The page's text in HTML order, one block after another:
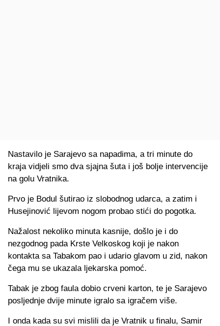
Nastavilo je Sarajevo sa napadima, a tri minute do
kraja vidjeli smo dva sjajna šuta i još bolje intervencije
na golu Vratnika.
Prvo je Bodul šutirao iz slobodnog udarca, a zatim i
Husejinović lijevom nogom probao stići do pogotka.
Nažalost nekoliko minuta kasnije, došlo je i do
nezgodnog pada Krste Velkoskog koji je nakon
kontakta sa Tabakom pao i udario glavom u zid, nakon
čega mu se ukazala ljekarska pomoć.
Tabak je zbog faula dobio crveni karton, te je Sarajevo
posljednje dvije minute igralo sa igračem više.
I onda kada su svi mislili da je Vratnik u finalu, Samir